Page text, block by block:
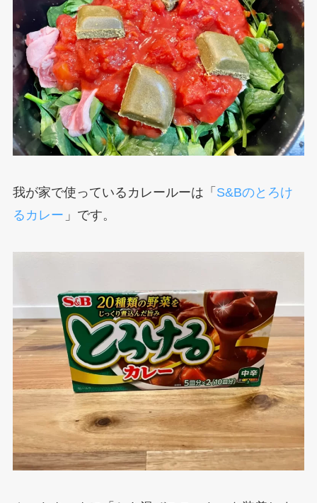
我が家で使っているカレールーは「 S&Bのとろけ
るカレー 」です。